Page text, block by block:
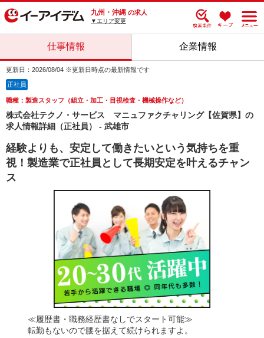
九州・沖縄 の求人
▼エリア変更
仕事情報 企業情報
更新日：2026/08/04 ※更新日時点の最新情報です
正社員
職種：製造スタッフ（組立・加工・目視検査・機械操作など）
株式会社テクノ・サービス マニュファクチャリング【佐賀県】の
求人情報詳細（正社員） - 武雄市
経験よりも、安定して働きたいという気持ちを重
視！製造業で正社員として長期安定を叶えるチャン
ス
≪履歴書・職務経歴書なしでスタート可能≫
転勤もないので腰を据えて続けられますよ。